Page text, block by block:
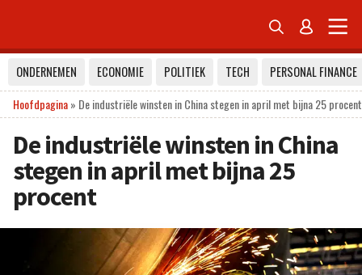
 
ONDERNEMEN ECONOMIE POLITIEK TECH
PERSONAL FINANCE
Hoofdpagina» De industriële winsten in China stegen in april met bijna 25 procent
De industriële winsten in China
stegen in april met bijna 25
procent